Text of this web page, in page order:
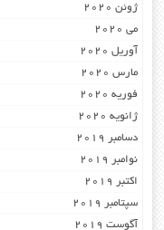
ژوئن 2020
می 2020
آوریل 2020
مارس 2020
فوریه 2020
ژانویه 2020
دسامبر 2019
نوامبر 2019
اکتبر 2019
سپتامبر 2019
آگوست 2019